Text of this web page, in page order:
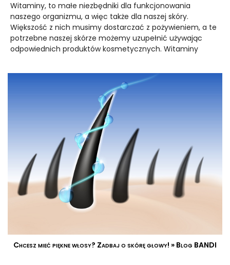
Witaminy, to małe niezbędniki dla funkcjonowania
naszego organizmu, a więc także dla naszej skóry.
Większość z nich musimy dostarczać z pożywieniem, a te
potrzebne naszej skórze możemy uzupełnić używając
odpowiednich produktów kosmetycznych. Witaminy
Chcesz mieć piękne włosy? Zadbaj o skórę głowy! » Blog BANDI